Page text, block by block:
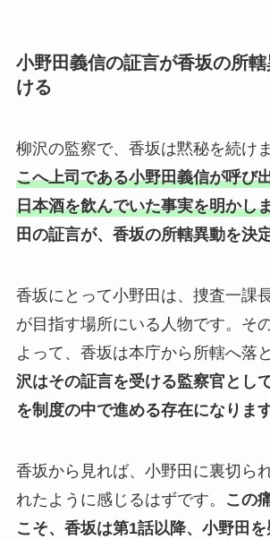
小野田義信の証言が香坂の所
ける
柳沢の監察で、香坂は黙秘を続けま
こへ上司である小野田義信が呼び
日本酒を飲んでいた事実を明かし
田の証言が、香坂の所轄異動を決
香坂にとって小野田は、捜査一課
が目指す場所にいる人物です。そ
よって、香坂は本庁から所轄へ落
沢はその証言を受ける監察官とし
を制度の中で進める存在になります
香坂から見れば、小野田に裏切ら
れたように感じるはずです。
この
こそ、香坂は第1話以降、小野田を